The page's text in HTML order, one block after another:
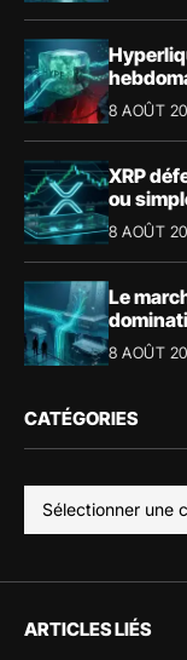
57,90 $
8 AOÛT
XRP
ou
8 AOÛT
Le
8 AOÛT
CATÉGORIES
ARTICLES LIÉS